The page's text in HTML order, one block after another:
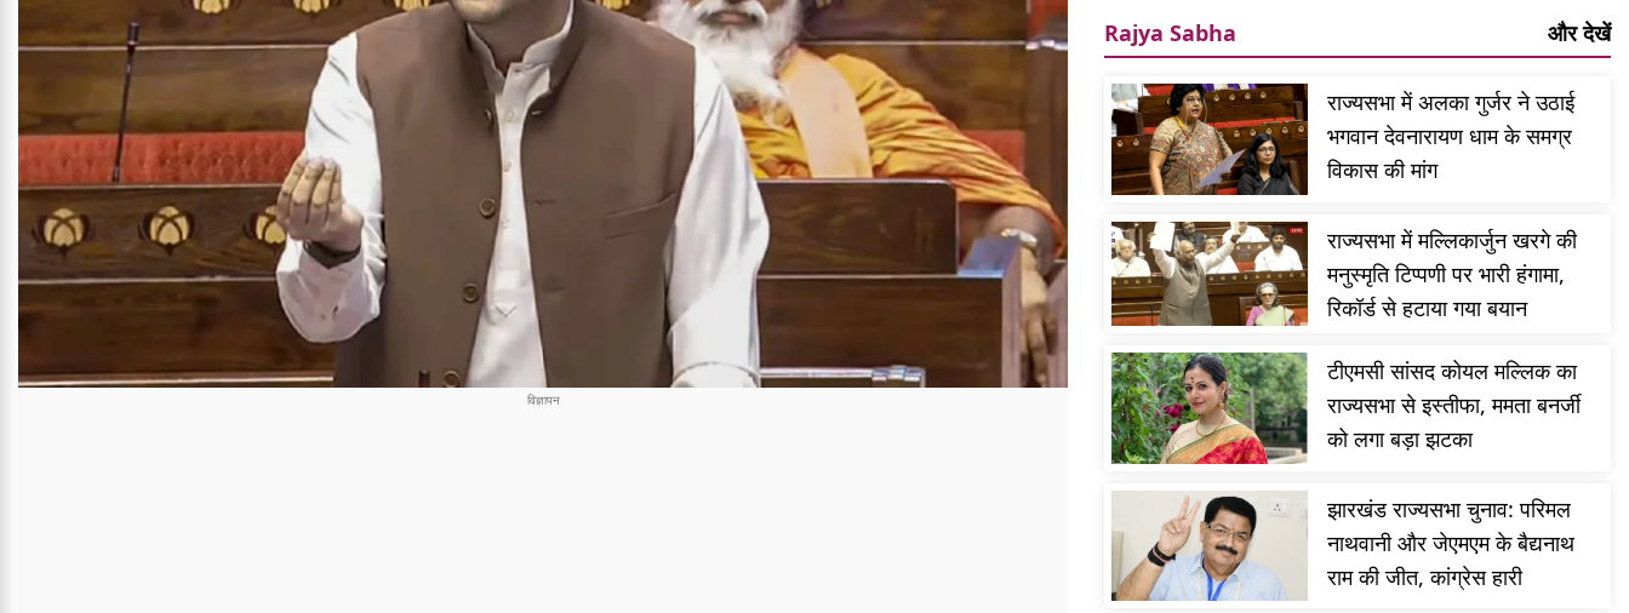
Rajya Sabha और देखें
राज्यसभा में अलका गुर्जर ने उठाई
भगवान देवनारायण धाम के समग्र
विकास की मांग
राज्यसभा में मल्लिकार्जुन खरगे की
मनुस्मृति टिप्पणी पर भारी हंगामा,
रिकॉर्ड से हटाया गया बयान
टीएमसी सांसद कोयल मल्लिक का
राज्यसभा से इस्तीफा, ममता बनर्जी
को लगा बड़ा झटका
झारखंड राज्यसभा चुनाव: परिमल
नाथवानी और जेएमएम के बैद्यनाथ
राम की जीत, कांग्रेस हारी